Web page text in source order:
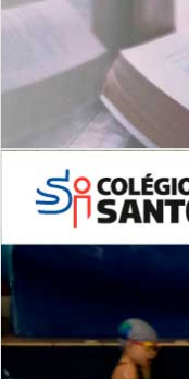
Leituras Literárias
6º AO 9º
Inglês: